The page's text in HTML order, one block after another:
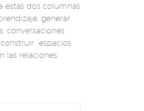
estas dos columnas
generar
conversaciones
espacios
las relaciones.